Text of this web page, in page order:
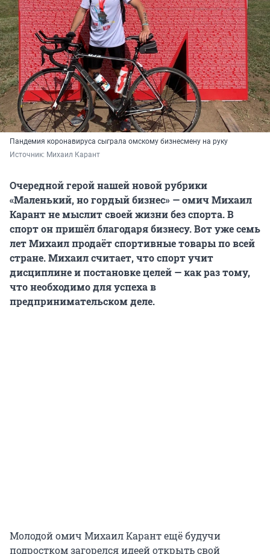
Пандемия коронавируса сыграла омскому бизнесмену на руку
Источник: Михаил Карант
Очередной герой нашей новой рубрики
«Маленький, но гордый бизнес» — омич Михаил
Карант не мыслит своей жизни без спорта. В
спорт он пришёл благодаря бизнесу. Вот уже семь
лет Михаил продаёт спортивные товары по всей
стране. Михаил считает, что спорт учит
дисциплине и постановке целей — как раз тому,
что необходимо для успеха в
предпринимательском деле.
Молодой омич Михаил Карант ещё будучи
подростком загорелся идеей открыть свой